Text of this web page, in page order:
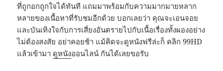
ที่ถูกอกถูกใจได้ทันที แถมมาพร้อมกับความมากมายหลาก
หลายของเนื้อหาที่รับชมอีกด้วย บอกเลยว่า คุณจะเอนจอย
และบันเทิงใจกับการเสี่ยงอันตรายไปกับเนื้อเรื่องทั้งผองอย่าง
ไม่ต้องสงสัย อย่าคอยช้า แม้คิดจะดูหนังฟรีล่ะก็ คลิก 99HD
แล้วเข้ามา ดูหนังออนไลน์ กันได้เลยขอรับ